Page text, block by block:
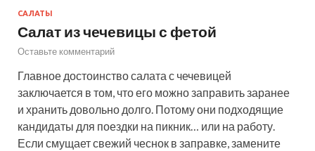
САЛАТЫ
Салат из чечевицы с фетой
Оставьте комментарий
Главное достоинство салата с чечевицей
заключается в том, что его можно заправить заранее
и хранить довольно долго. Потому они подходящие
кандидаты для поездки на пикник… или на работу.
Если смущает свежий чеснок в заправке, замените